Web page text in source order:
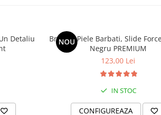
Detaliu
NOU
Bratara Piele Barbati, Slide
Negru PREMIUM
123,00 Lei
IN STOC
CONFIGUREAZA